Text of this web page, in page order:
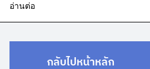
อ่านต่อ
กลับไปหน้าหลัก